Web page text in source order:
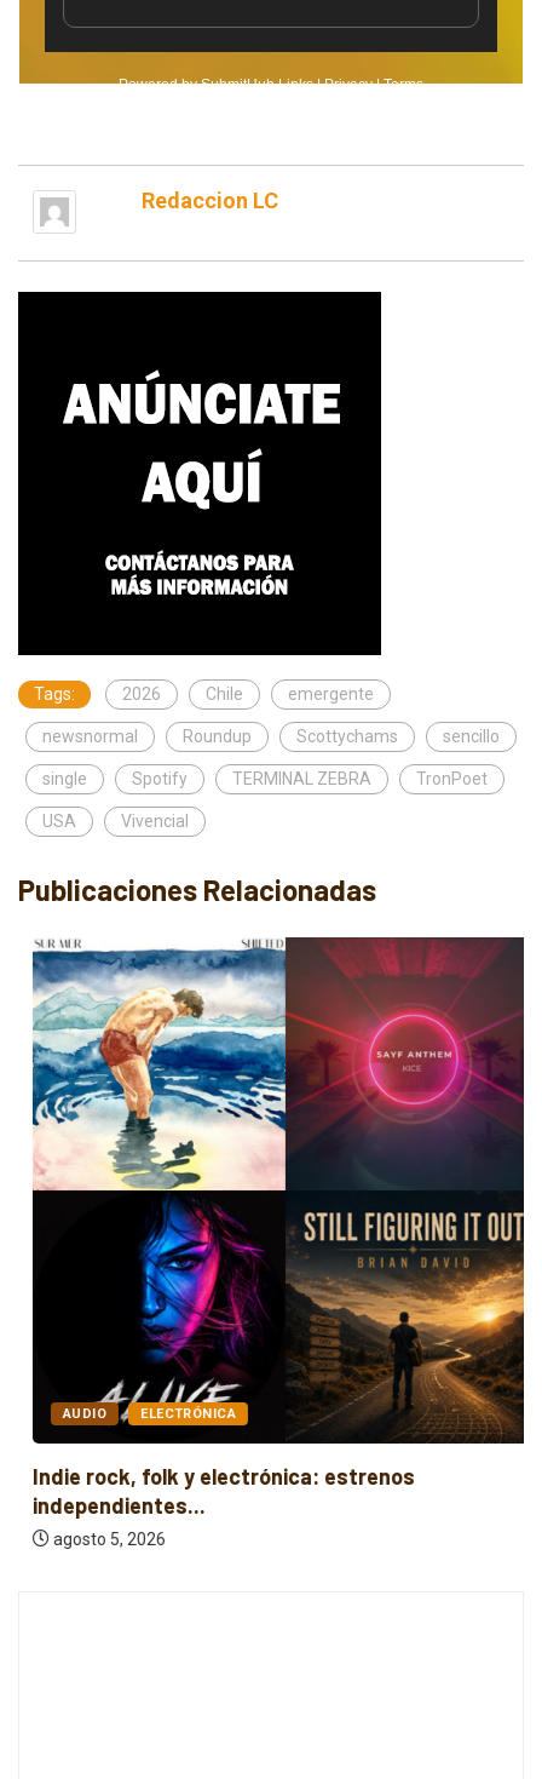
Redaccion LC
Tags: 2026 Chile emergente
newsnormal Roundup Scottychams sencillo
single Spotify TERMINAL ZEBRA TronPoet
USA Vivencial
Publicaciones Relacionadas
AUDIO ELECTRÓNICA
Indie rock, folk y electrónica: estrenos
independientes...
agosto 5, 2026